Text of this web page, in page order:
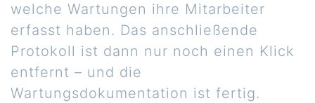
welche Wartungen ihre Mitarbeiter
erfasst haben. Das anschließende
Protokoll ist dann nur noch einen Klick
entfernt – und die
Wartungsdokumentation ist fertig.